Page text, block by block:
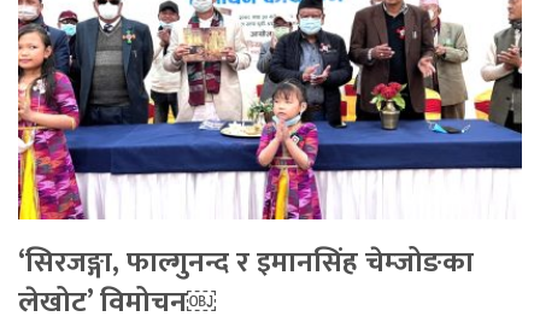
‘सिरजङ्गा, फाल्गुनन्द र इमानसिंह चेम्जोङका
लेखोट’ विमोचन￼